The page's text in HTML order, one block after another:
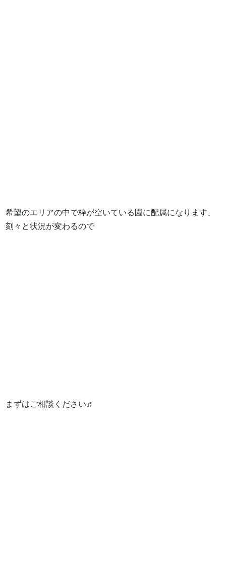
希望のエリアの中で枠が空いている園に配属になります、
刻々と状況が変わるので
まずはご相談ください♬